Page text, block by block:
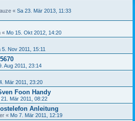
« Sa 23. Mär 2013, 11:33
« Mo 15. Okt 2012, 14:20
5. Nov 2011, 15:11
Aug 2011, 23:14
Mär 2011, 23:20
Foon Handy
21. Mär 2011, 08:22
Anleitung
« Mo 7. Mär 2011, 12:19